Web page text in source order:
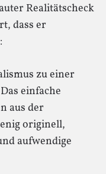
Realitätscheck
dass er
zu einer
einfache
aus der
originell,
aufwendige